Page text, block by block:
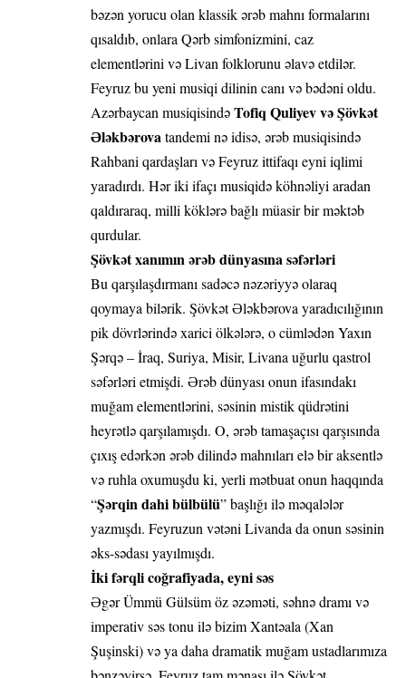
bəzən yorucu olan klassik ərəb mahnı formalarını
qısaldıb, onlara Qərb simfonizmini, caz
elementlərini və Livan folklorunu əlavə etdilər.
Feyruz bu yeni musiqi dilinin canı və bədəni oldu.
Azərbaycan musiqisindəTofiq Quliyev və Şövkət
Ələkbərovatandemi nə idisə, ərəb musiqisində
Rahbani qardaşları və Feyruz ittifaqı eyni iqlimi
yaradırdı. Hər iki ifaçı musiqidə köhnəliyi aradan
qaldıraraq, milli köklərə bağlı müasir bir məktəb
qurdular.
Şövkət xanımın ərəb dünyasına səfərləri
Bu qarşılaşdırmanı sadəcə nəzəriyyə olaraq
qoymaya bilərik. Şövkət Ələkbərova yaradıcılığının
pik dövrlərində xarici ölkələrə, o cümlədən Yaxın
Şərqə – İraq, Suriya, Misir, Livana uğurlu qastrol
səfərləri etmişdi. Ərəb dünyası onun ifasındakı
muğam elementlərini, səsinin mistik qüdrətini
heyrətlə qarşılamışdı. O, ərəb tamaşaçısı qarşısında
çıxış edərkən ərəb dilində mahnıları elə bir aksentlə
və ruhla oxumuşdu ki, yerli mətbuat onun haqqında
“Şərqin dahi bülbülü” başlığı ilə məqalələr
yazmışdı. Feyruzun vətəni Livanda da onun səsinin
əks-sədası yayılmışdı.
İki fərqli coğrafiyada, eyni səs
Əgər Ümmü Gülsüm öz əzəməti, səhnə dramı və
imperativ səs tonu ilə bizim Xantəala (Xan
Şuşinski) və ya daha dramatik muğam ustadlarımıza